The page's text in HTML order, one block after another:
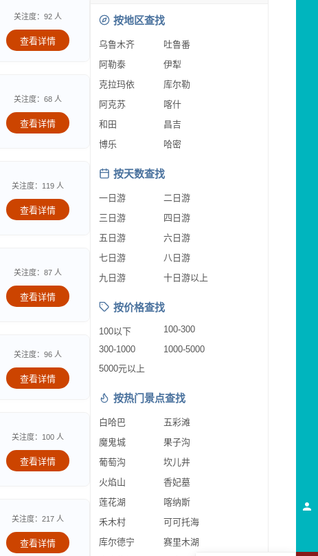
关注度：92 人
查看详情
关注度：68 人
查看详情
关注度：119 人
查看详情
关注度：87 人
查看详情
关注度：96 人
查看详情
关注度：100 人
查看详情
关注度：217 人
查看详情
按地区查找
乌鲁木齐
吐鲁番
阿勒泰
伊犁
克拉玛依
库尔勒
阿克苏
喀什
和田
昌吉
博乐
哈密
按天数查找
一日游
二日游
三日游
四日游
五日游
六日游
七日游
八日游
九日游
十日游以上
按价格查找
100以下
100-300
300-1000
1000-5000
5000元以上
按热门景点查找
白哈巴
五彩滩
魔鬼城
果子沟
葡萄沟
坎儿井
火焰山
香妃墓
莲花湖
喀纳斯
禾木村
可可托海
库尔德宁
赛里木湖